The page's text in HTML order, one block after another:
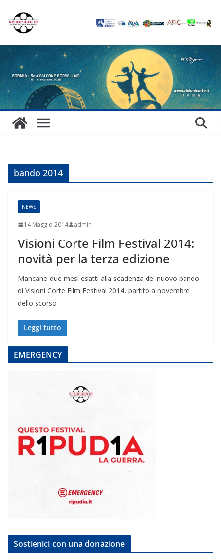
contenuto
bando 2014
NEWS
14 Maggio 2014 admin
Visioni Corte Film Festival 2014:
novità per la terza edizione
Mancano due mesi esatti alla scadenza del nuovo bando
di Visioni Corte Film Festival 2014, partito a novembre
dello scorso
Leggi tutto
EMERGENCY
Sostienici con una donazione